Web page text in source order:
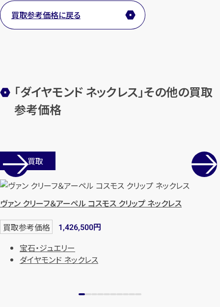
【総合受付】24時間・年中無休(年末年始除く)
買取参考価格に戻る
「ダイヤモンド ネックレス」その他の買取
参考価格
店舗買取
ヴァン クリーフ＆アーペル コスモス クリップ ネックレス
買取参考価格 1,426,500円
宝石・ジュエリー
ダイヤモンド ネックレス